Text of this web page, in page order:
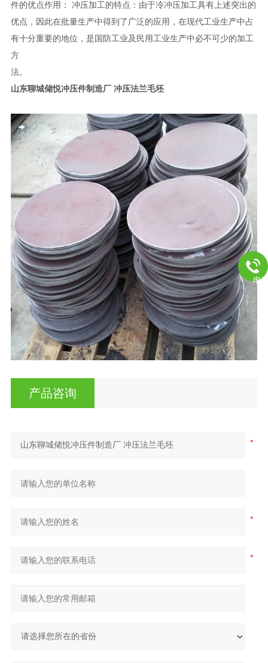
件的优点作用： 冲压加工的特点：由于冷冲压加工具有上述突出的
优点，因此在批量生产中得到了广泛的应用，在现代工业生产中占
有十分重要的地位，是国防工业及民用工业生产中必不可少的加工
方
法
山东聊城储悦冲压件制造厂 冲压法兰毛坯
产品咨询
电